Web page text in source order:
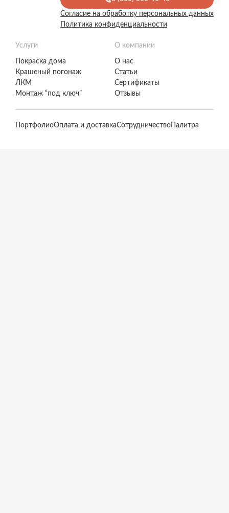
Услуги
Покраска дома
Крашеный погонаж
ЛКМ
Монтаж “под ключ”
О компании
О нас
Статьи
Сертификаты
Отзывы
ПортфолиоОплата и доставкаСотрудничество Палитра
Политика конфиденциальности
Согласие на обработку персональных данных